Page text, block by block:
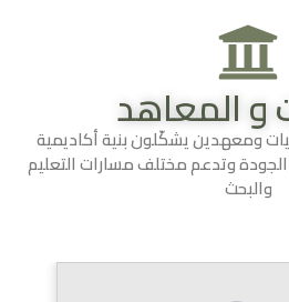
و المعاهد
باتنة 1” 6 كليات ومعهدين يشكّلون بنية أكاديمية
وتدعم مختلف مسارات التعليم
والبحث